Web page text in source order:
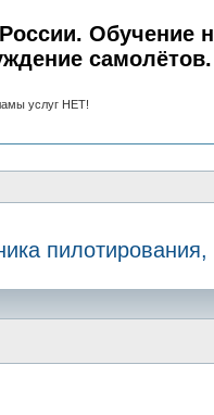
Обучение
самолётов.
услуг НЕТ!